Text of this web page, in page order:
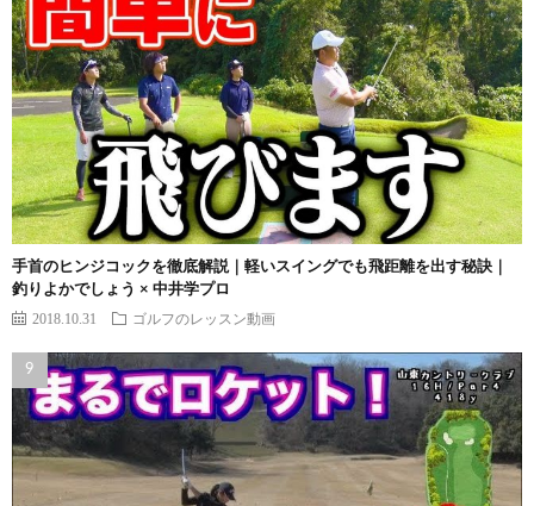
手首のヒンジコックを徹底解説｜軽いスイングでも飛距離を出す秘訣｜
釣りよかでしょう × 中井学プロ
2018.10.31 ゴルフのレッスン動画